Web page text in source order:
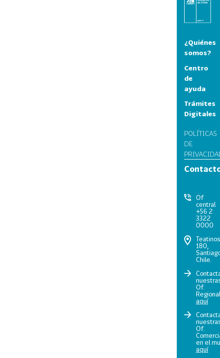
¿Quiénes
somos?
Centro
de
ayuda
Trámites
Digitales
POLÍTICAS
DE
Of
central
+56 2
3322
0000
Teatinos
180,
Chile.
Of.
aquí
Of.
en el
aquí